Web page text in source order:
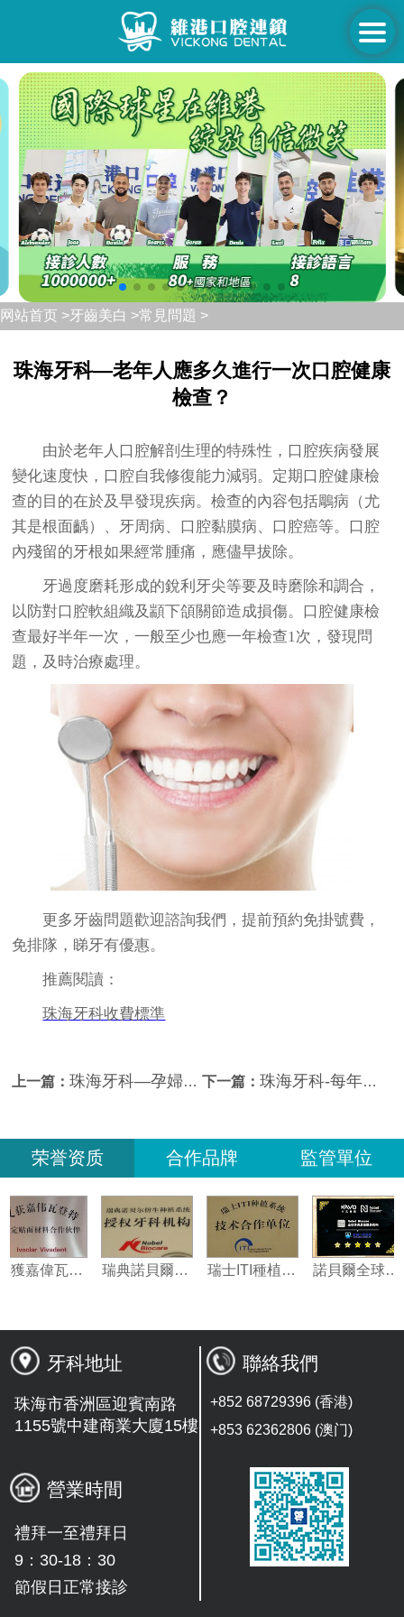
网站首页 >牙齒美白 >常見問題 >
珠海牙科—老年人應多久進行一次口腔健康
檢查？
由於老年人口腔解剖生理的特殊性，口腔疾病發展
變化速度快，口腔自我修復能力減弱。定期口腔健康檢
查的目的在於及早發現疾病。檢查的內容包括鵰病（尤
其是根面齲）、牙周病、口腔黏膜病、口腔癌等。口腔
內殘留的牙根如果經常腫痛，應儘早拔除。
牙過度磨耗形成的銳利牙尖等要及時磨除和調合，
以防對口腔軟組織及顓下頜關節造成損傷。口腔健康檢
查最好半年一次，一般至少也應一年檢查1次，發現問
題，及時治療處理。
更多牙齒問題歡迎諮詢我們，提前預約免掛號費，
免排隊，睇牙有優惠。
推薦閱讀：
珠海牙科收費標準
上一篇：珠海牙科—孕婦怎樣做好自身口腔保健？ 下一篇： 珠海牙科-每年至少進行一次口腔健康檢查，提倡每年潔牙（洗牙）一次
荣誉资质 合作品牌 監管單位
牙科地址
珠海市香洲區迎賓南路
1155號中建商業大廈15樓
營業時間
禮拜一至禮拜日
9：30-18：30
節假日正常接診
聯絡我們
+852 68729396 (香港)
+853 62362806 (澳门)